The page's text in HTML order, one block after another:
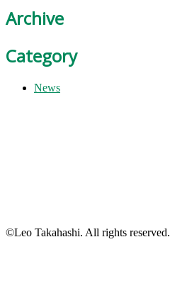
Archive
Category
News
©Leo Takahashi. All rights reserved.